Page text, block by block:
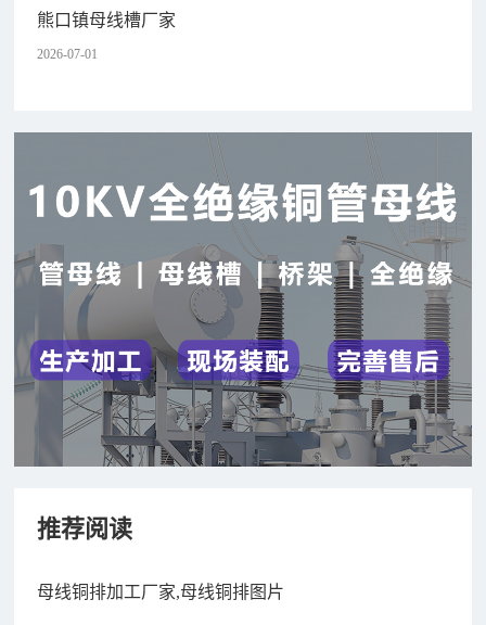
熊口镇母线槽厂家
2026-07-01
推荐阅读
母线铜排加工厂家,母线铜排图片